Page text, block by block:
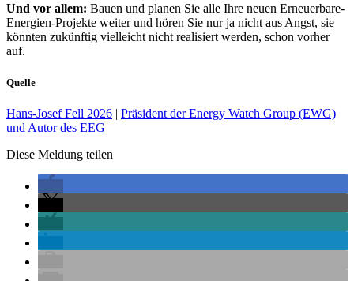
Und vor allem: Bauen und planen Sie alle Ihre neuen Erneuerbare-
Energien-Projekte weiter und hören Sie nur ja nicht aus Angst, sie
könnten zukünftig vielleicht nicht realisiert werden, schon vorher
auf.
Quelle
Hans-Josef Fell 2026 | Präsident der Energy Watch Group (EWG)
und Autor des EEG
Diese Meldung teilen